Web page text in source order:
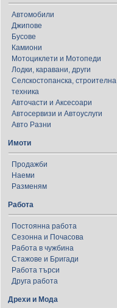
Автомобили
Джипове
Бусове
Камиони
Мотоциклети и Мотопеди
Лодки, каравани, други
Селскостопанска, строителна
техника
Авточасти и Аксесоари
Автосервизи и Автоуслуги
Авто Разни
Имоти
Продажби
Наеми
Разменям
Работа
Постоянна работа
Сезонна и Почасова
Работа в чужбина
Стажове и Бригади
Работа търси
Друга работа
Дрехи и Мода